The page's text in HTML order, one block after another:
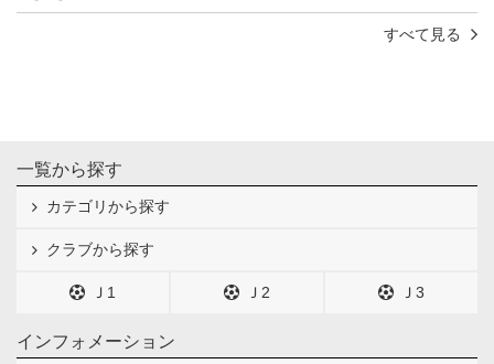
すべて見る
一覧から探す
カテゴリから探す
クラブから探す
Ｊ1 Ｊ2 Ｊ3
インフォメーション